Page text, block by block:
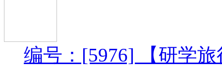
编号：[5976] 【研学